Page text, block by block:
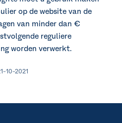
op de website van de
van minder dan €
reguliere
worden verwerkt.
10-2021